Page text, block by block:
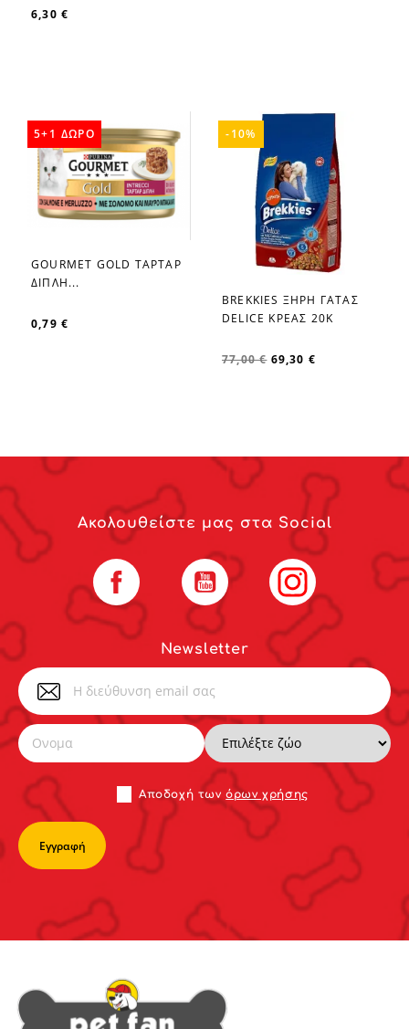
6,30 €
favorite_border
GOURMET GOLD ΤΑΡΤΑΡ
ΔΙΠΛΗ...
0,79 €
5+1 ΔΩΡΟ
favorite_border
BREKKIES ΞΗΡΗ ΓΑΤΑΣ
DELICE ΚΡΕΑΣ 20K
77,00 € 69,30 €
-10%
Newsletter
Αποδoχή τωνόρων χρήσης
Ακολουθείστε μας στα Social
Facebook YouTube Instagram